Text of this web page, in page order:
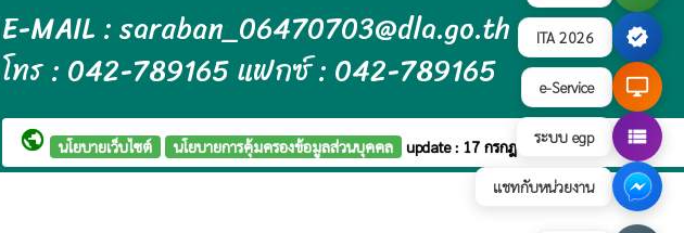
ITA 2026 verified
e-Service desktop_windows
ระบบ egp view_list
แชทกับหน่วยงาน
E-MAIL : saraban_06470703@dla.go.th
โทร : 042-789165 แฟกซ์ : 042-789165
public นโยบายเว็บไซต์ นโยบายการคุ้มครองข้อมูลส่วนบุคคล update : 17 กรกฎาคม 2569